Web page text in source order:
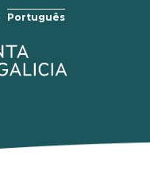
Português